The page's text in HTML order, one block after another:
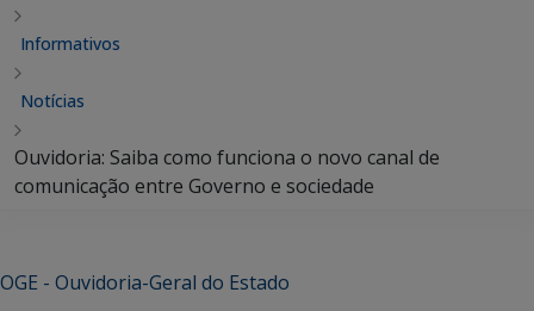
Informativos
Notícias
Ouvidoria: Saiba como funciona o novo canal de
comunicação entre Governo e sociedade
OGE - Ouvidoria-Geral do Estado